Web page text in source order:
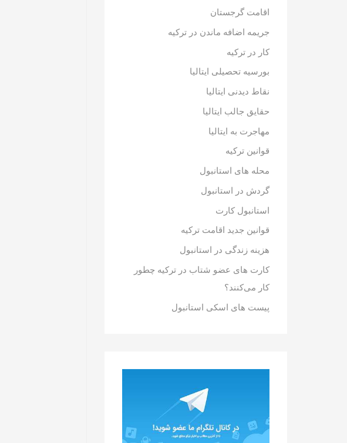
اقامت گرجستان
جریمه اضافه ماندن در ترکیه
کار در ترکیه
بورسیه تحصیلی ایتالیا
نقاط دیدنی ایتالیا
حقایق جالب ایتالیا
مهاجرت به ایتالیا
قوانین ترکیه
محله های استانبول
گردش در استانبول
استانبول کارت
قوانین جدید اقامت ترکیه
هزینه زندگی در استانبول
کارت های عضو شتاب در ترکیه چطور
کار می‌کنند؟
پیست های اسکی استانبول